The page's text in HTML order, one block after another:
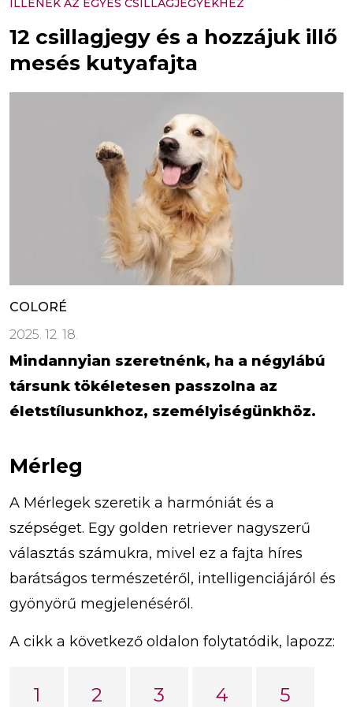
ILLENEK AZ EGYES CSILLAGJEGYEKHEZ
12 csillagjegy és a hozzájuk illő
mesés kutyafajta
COLORÉ
2025. 12. 18.
Mindannyian szeretnénk, ha a négylábú
társunk tökéletesen passzolna az
életstílusunkhoz, személyiségünkhöz.
Mérleg
A Mérlegek szeretik a harmóniát és a
szépséget. Egy golden retriever nagyszerű
választás számukra, mivel ez a fajta híres
barátságos természetéről, intelligenciájáról és
gyönyörű megjelenéséről.
A cikk a következő oldalon folytatódik, lapozz:
1 2 3 4 5